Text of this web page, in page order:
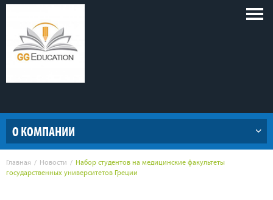
О КОМПАНИИ
Главная Новости
Набор студентов на медицинские факультеты
государственных университетов Греции